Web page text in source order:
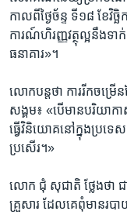
កាល​ពី​ថ្ងៃ​ច័ន្ទ ទី​១៨ ខែ​វិ
ការណ៍​ហិរញ្ញវត្ថុ​ល្អ​នឹង​ទា
ធនាគារ»។
លោក​បន្ត​ថា ការ​រីកចម្រើ
សង្គម៖ «បើ​មាន​បរិយាក
ធ្វើ​វិនិយោគ​នៅ​ក្នុង​ប្រទេ
ប្រសើរ។»
លោក ជុំ សុជាតិ ថ្លែង​ថា​ ជា​
គ្រួសារ ​ដែល​គេ​ពុំមាន​រប